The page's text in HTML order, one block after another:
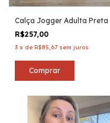
Calça Jogger Adulta Preta
R$257,00
3 x de R$85,67 sem juros
Comprar